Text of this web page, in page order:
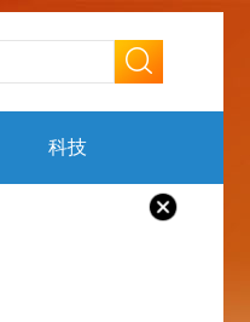
科技